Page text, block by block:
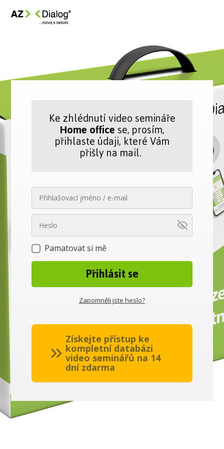
Ke zhlédnutí video semináře
Home officese, prosím,
přihlaste údaji, které Vám
přišly na mail.
Pamatovat si mě
Přihlásit se
Zapomněli jste heslo?
Získejte přístup ke
kompletní databázi
video seminářů na 14
dní zdarma